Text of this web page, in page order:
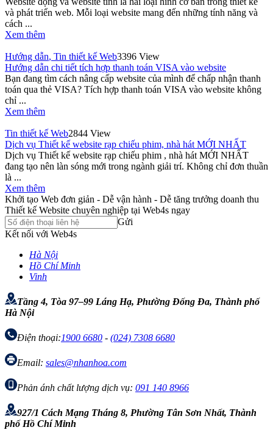
và phát triển web. Mỗi loại website mang đến những tính năng và
cách ...
Xem thêm
Hướng dẫn, Tin thiết kế Web3396 View
Hướng dẫn chi tiết tích hợp thanh toán VISA vào website
Bạn đang tìm cách nâng cấp website của mình để chấp nhận thanh
toán qua thẻ VISA? Tích hợp thanh toán VISA vào website không
chỉ ...
Xem thêm
Tin thiết kế Web2844 View
Dịch vụ Thiết kế website rạp chiếu phim, nhà hát MỚI NHẤT
Dịch vụ Thiết kế website rạp chiếu phim , nhà hát MỚI NHẤT
đang tạo nên làn sóng mới trong ngành giải trí. Không chỉ đơn thuần
là ...
Xem thêm
Khởi tạo Web đơn giản - Dễ vận hành - Dễ tăng trưởng doanh thu
Thiết kế Website chuyên nghiệp tại Web4s ngay
Gửi
Kết nối với Web4s
Hà Nội
Hồ Chí Minh
Vinh
Tầng 4, Tòa 97–99 Láng Hạ, Phường Đống Đa, Thành phố
Hà Nội
Điện thoại:1900 6680 - (024) 7308 6680
Email: sales@nhanhoa.com
Phản ánh chất lượng dịch vụ: 091 140 8966
927/1 Cách Mạng Tháng 8, Phường Tân Sơn Nhất, Thành
phố Hồ Chí Minh